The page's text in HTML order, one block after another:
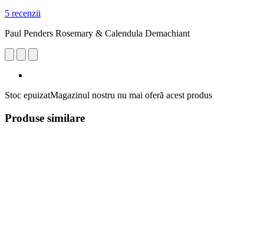
5 recenzii
Paul Penders Rosemary & Calendula Demachiant
Stoc epuizatMagazinul nostru nu mai oferă acest produs
Produse similare